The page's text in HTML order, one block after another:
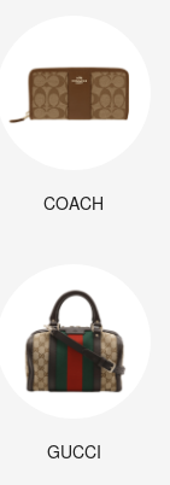
COACH
GUCCI